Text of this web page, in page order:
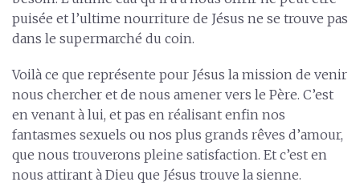
puisée et l’ultime nourriture de Jésus ne se trouve pas
dans le supermarché du coin.
Voilà ce que représente pour Jésus la mission de venir
nous chercher et de nous amener vers le Père. C’est
en venant à lui, et pas en réalisant enfin nos
fantasmes sexuels ou nos plus grands rêves d’amour,
que nous trouverons pleine satisfaction. Et c’est en
nous attirant à Dieu que Jésus trouve la sienne.